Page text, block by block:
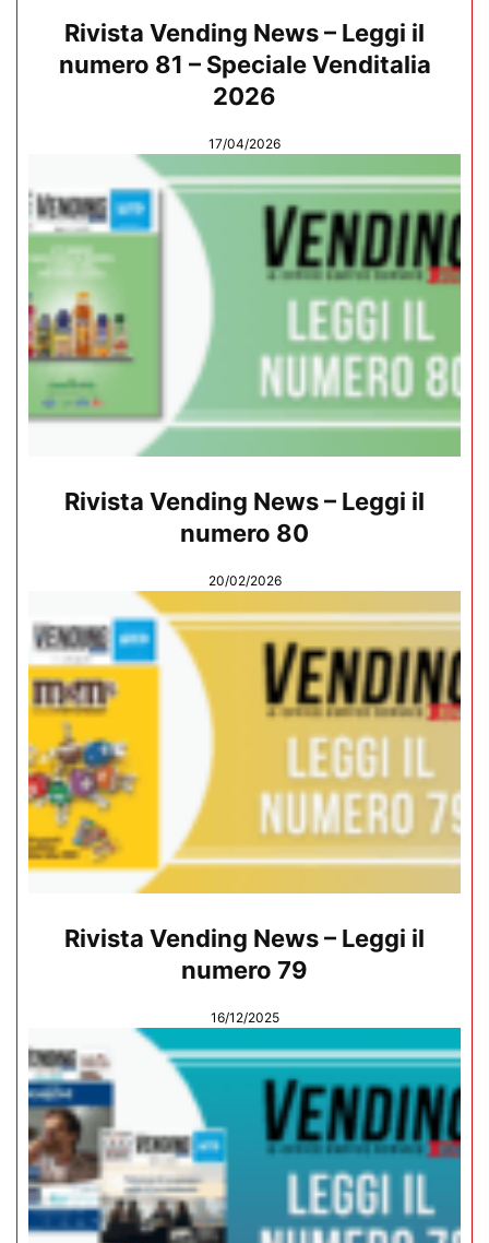
Rivista Vending News – Leggi il
numero 81 – Speciale Venditalia
2026
17/04/2026
Rivista Vending News – Leggi il
numero 80
20/02/2026
Rivista Vending News – Leggi il
numero 79
16/12/2025